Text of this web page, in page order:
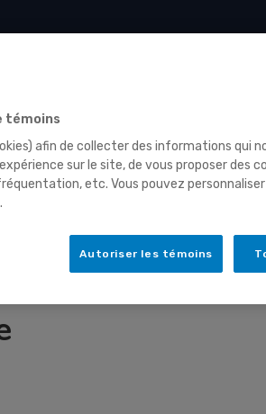
témoins
afin de collecter des informations qui
sur le site, de vous proposer des
etc. Vous pouvez
Autoriser les témoins